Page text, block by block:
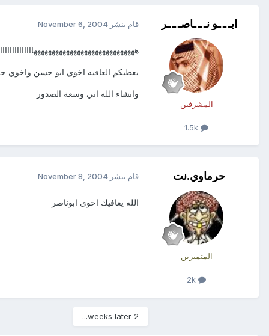
ابـ ـ ـو نـ ـ ـاصـ ـ ـر
المشرفين
قام بنشر November 6, 2004
يعطيكم العافيه اخوي ابو حسن واخوي
وانشاء الله اني وسعة الصدور
حرماوي.نت
المتميزين
قام بنشر November 8, 2004
الله يعافيك اخوي ابوناصر
2 weeks later...